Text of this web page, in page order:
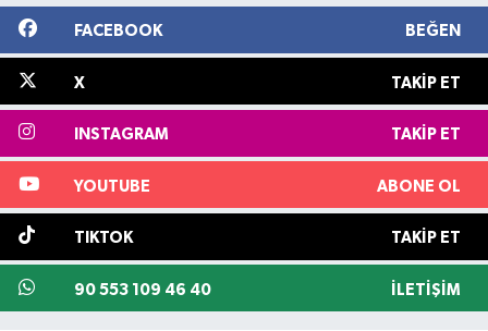
FACEBOOK BEĞEN
X TAKIP ET
INSTAGRAM TAKIP ET
YOUTUBE ABONE OL
TIKTOK TAKIP ET
90 553 109 46 40 İLETIŞIM